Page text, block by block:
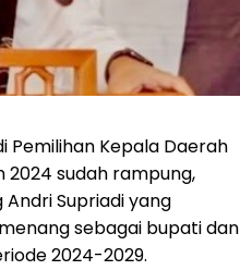
Pemilihan Kepala Daerah
sudah rampung,
Andri Supriadi yang
sebagai bupati dan
2024-2029.